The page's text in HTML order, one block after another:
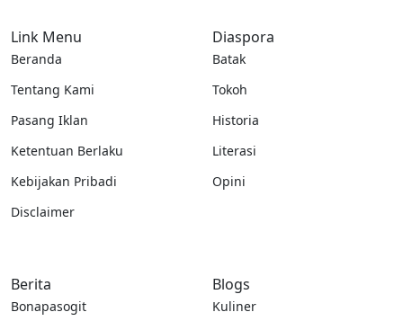
Link Menu
Beranda
Tentang Kami
Pasang Iklan
Ketentuan Berlaku
Kebijakan Pribadi
Disclaimer
Diaspora
Batak
Tokoh
Historia
Literasi
Opini
Berita
Bonapasogit
Blogs
Kuliner